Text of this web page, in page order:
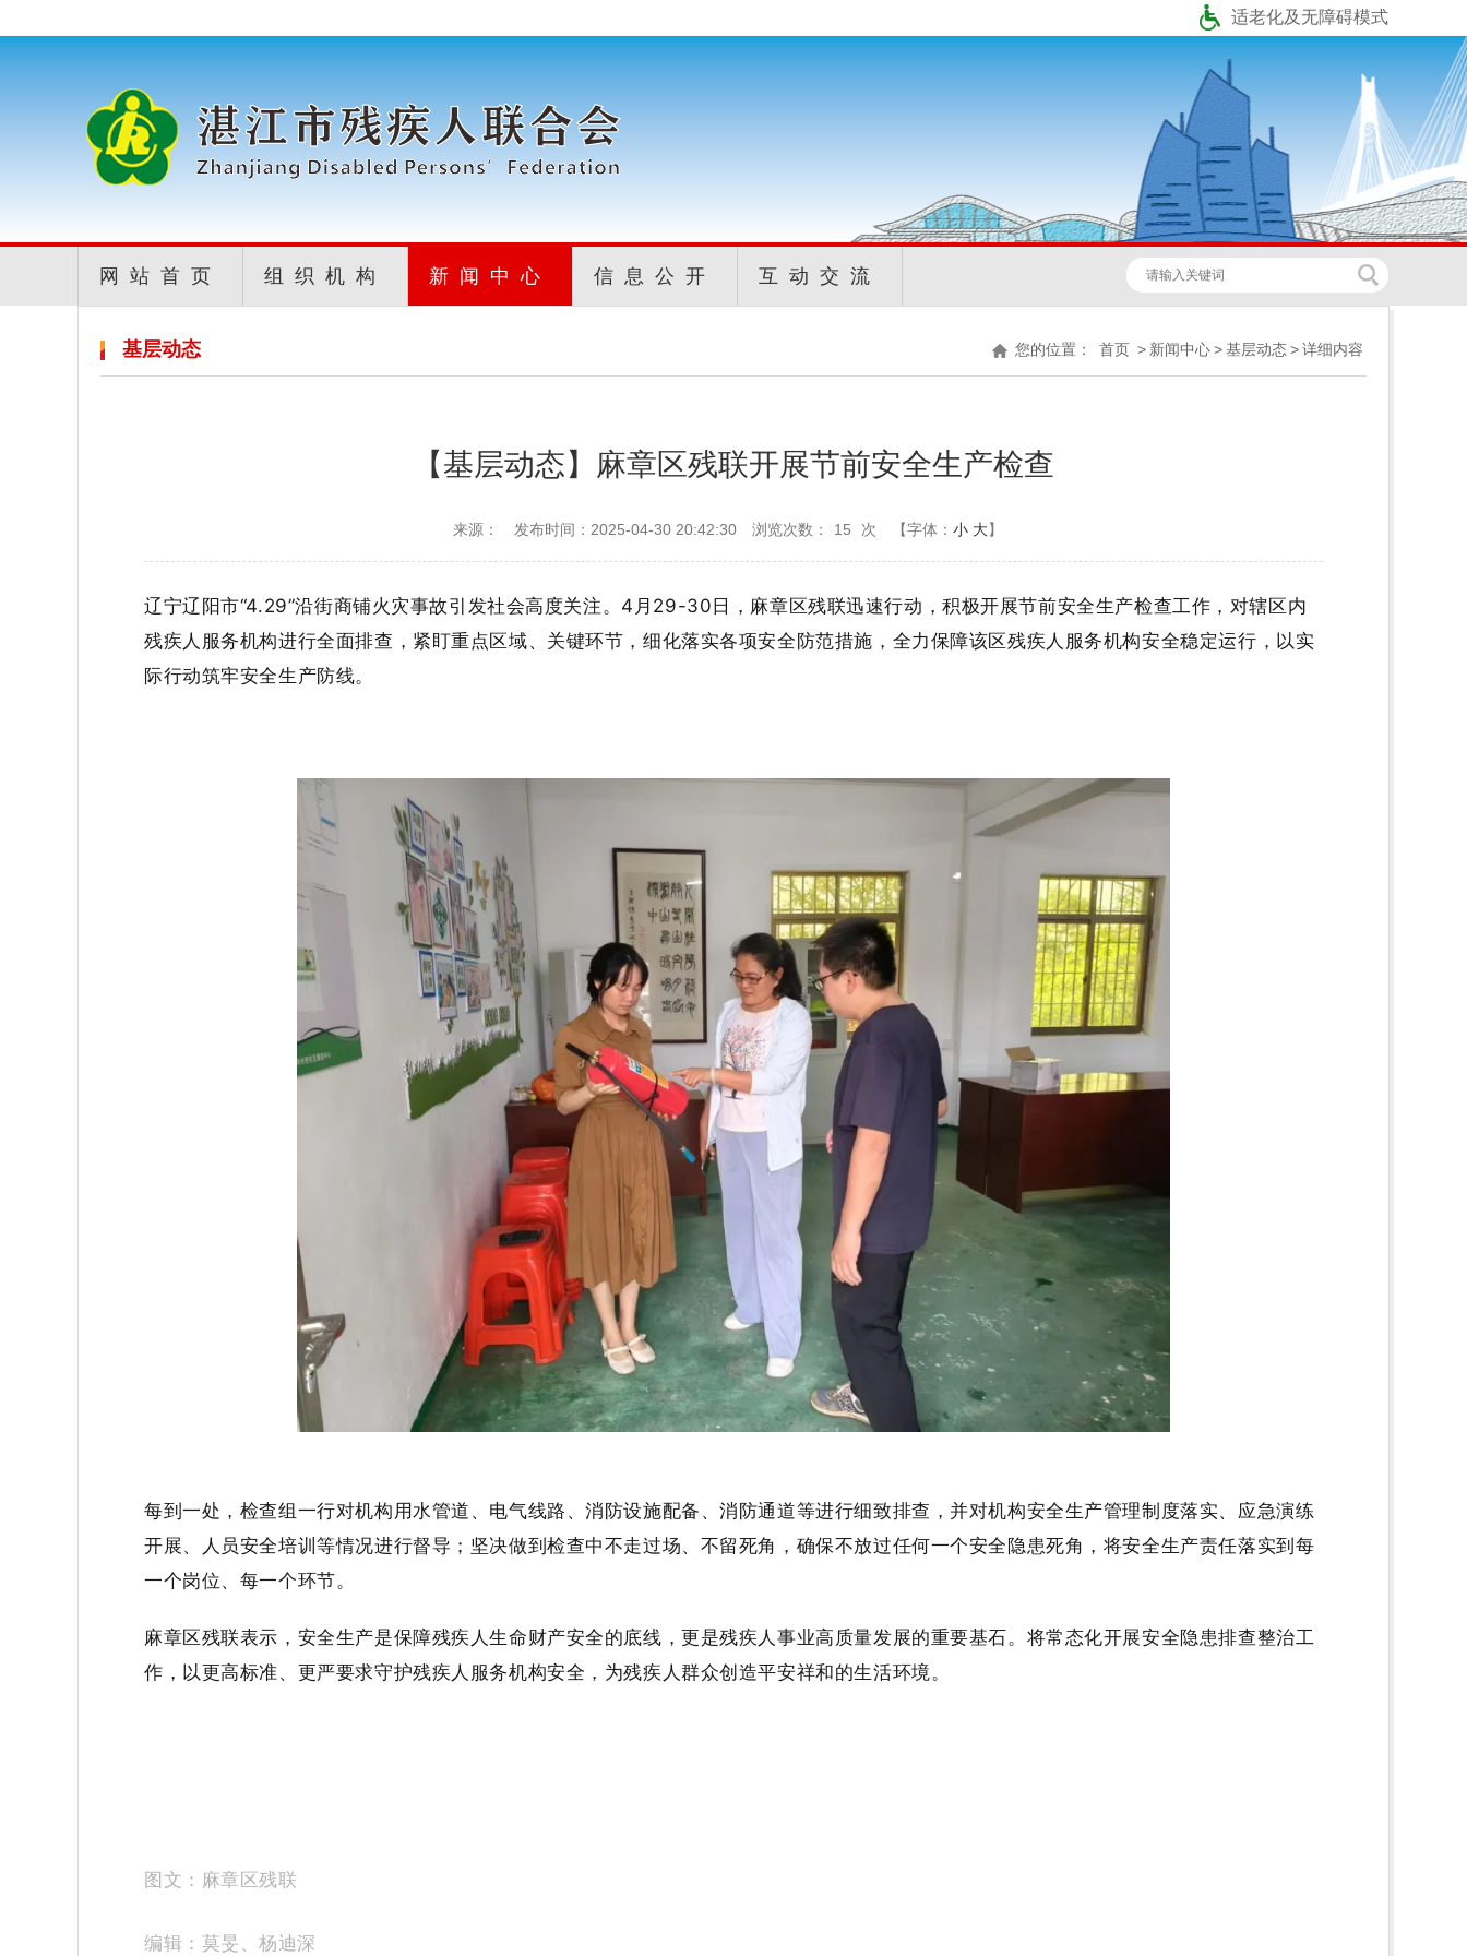
适老化及无障碍模式
网站首页 组织机构 新闻中心 信息公开 互动交流
您的位置： 首页 > 新闻中心>基层动态>详细内容
基层动态
【基层动态】麻章区残联开展节前安全生产检查
来源： 发布时间：2025-04-30 20:42:30 浏览次数： 15 次 【字体： 小 大】
辽宁辽阳市“4.29”沿街商铺火灾事故引发社会高度关注。 4月29-30 日， 麻章区残联迅速行动，积极开展节前安全生产检查工作，对辖区内
残疾人服务机构进行全面排查，紧盯重点区域、关键环节，细化落实各项安全防范措施，全力保障该区残疾人服务机构安全稳定运行，以实
际行动筑牢安全生产防线。
每到一处， 检查组 一行对机构用水管道、电气线路、消防设施配备、消防通道等进行细致排查， 并对机构安全生产管理制度落实、应急演练
开展、人员安全培训等情况进行督导 ；坚决做到检查中不走过场、不留死角，确保不放过任何一个安全隐患死角，将安全生产责任落实到每
一个岗位、每一个环节。
麻章区残联表示， 安全生产是保障残疾人生命财产安全的底线，更是残疾人事业高质量发展的重要基石。将常态化开展安全隐患排查整治工
作，以更高标准、更严要求守护残疾人服务机构安全，为残疾人群众创造平安祥和的生活环境。
图文：麻章区残联
编辑：莫旻、杨迪深